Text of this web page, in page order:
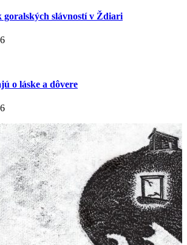
slávností v Ždiari
o láske a dôvere